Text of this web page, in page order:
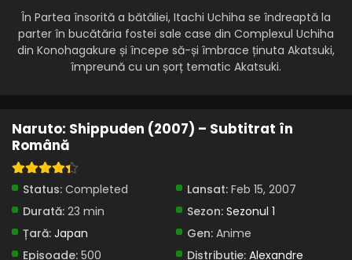
În Partea însorită a bătăliei, Itachi Uchiha se îndreaptă la
parter în bucătăria fostei sale case din Complexul Uchiha
din Konohagakure și începe să-și îmbrace ținuta Akatsuki,
împreună cu un șorț tematic Akatsuki.
Naruto: Shippuden (2007) – Subtitrat în
Română
Status: Completed Lansat: Feb 15, 2007
Durată: 23 min Sezon: Sezonul 1
Țară: Japan Gen: Anime
Episoade: 500 Distribuție: Alexandre